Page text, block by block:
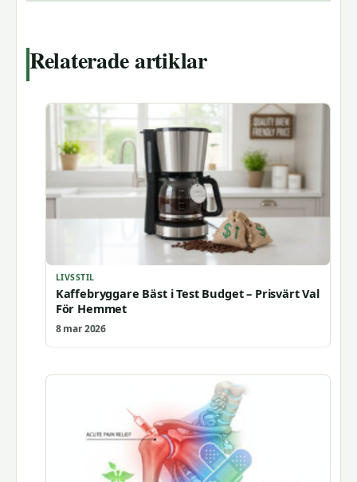
Relaterade artiklar
LIVSSTIL
Kaffebryggare Bäst i Test Budget – Prisvärt Val
För Hemmet
8 mar 2026